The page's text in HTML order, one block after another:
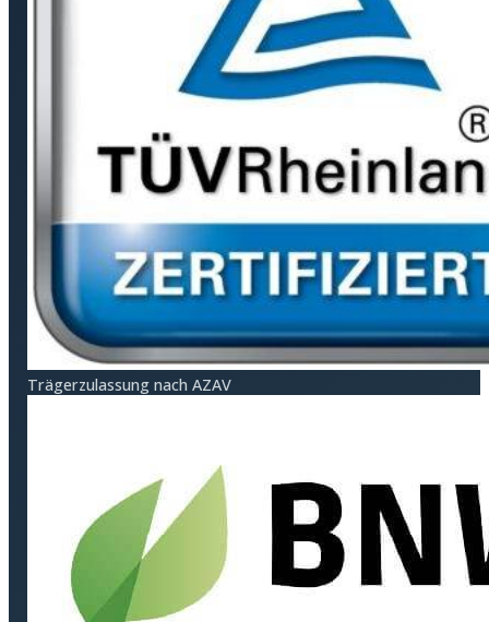
Träger­zulassung nach AZAV